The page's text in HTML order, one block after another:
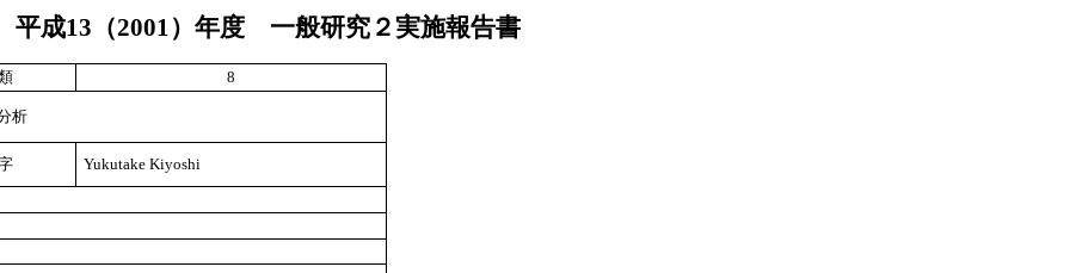
平成13 （2001）年度 一般研究２実施報告書
8
析
Yukutake Kiyoshi